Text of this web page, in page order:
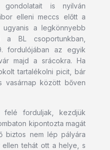
gondolatait is nyilván
elleni meccs előtt a
ugyanis a legkönnyebb
BL csoportunkban,
fordulójában az egyik
majd a srácokra. Ha
tartalékolni picit, bár
között bőven
forduljak, kezdjük
kipontozta magát
biztos nem lép pályára
ellen tehát ott a helye, s